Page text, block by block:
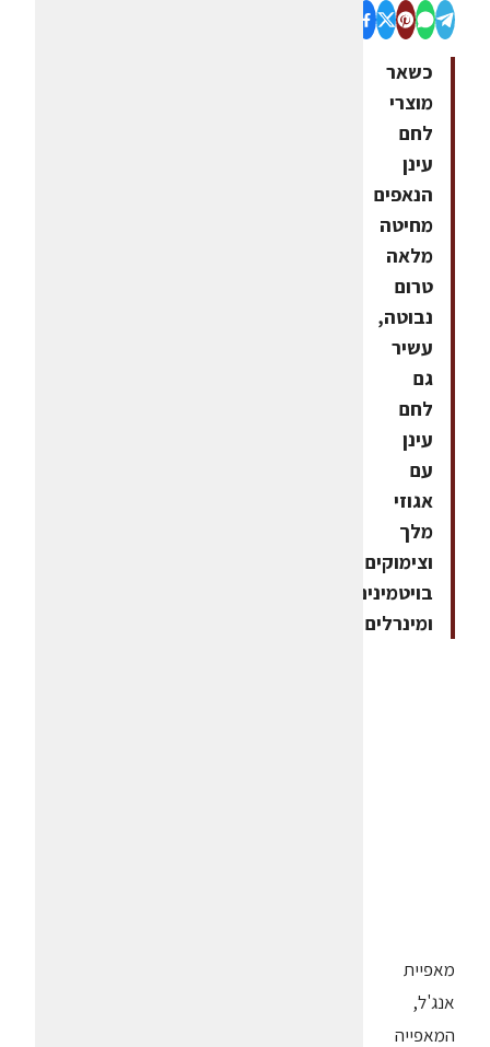
כשאר
מוצרי
לחם
עינן
הנאפים
מחיטה
מלאה
טרום
נבוטה,
עשיר
גם
לחם
עינן
עם
אגוזי
מלך
וצימוקים
בויטמינים
ומינרלים
מאפיית
אנג'ל,
המאפייה